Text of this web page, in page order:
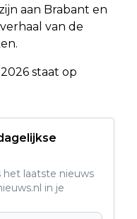
aan Brabant en
van de
staat op
het laatste nieuws
in je